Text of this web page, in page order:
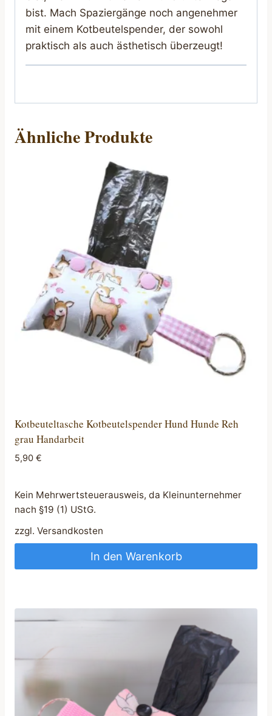
bist. Mach Spaziergänge noch angenehmer
mit einem Kotbeutelspender, der sowohl
praktisch als auch ästhetisch überzeugt!
Ähnliche Produkte
Kotbeuteltasche Kotbeutelspender Hund Hunde Reh
grau Handarbeit
5,90 €
Kein Mehrwertsteuerausweis, da Kleinunternehmer
nach §19 (1) UStG.
zzgl. Versandkosten
In den Warenkorb